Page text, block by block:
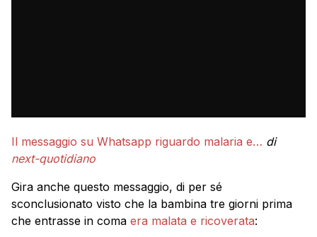
Il messaggio su Whatsapp riguardo malaria e… di
next-quotidiano
Gira anche questo messaggio, di per sé
sconclusionato visto che la bambina tre giorni prima
che entrasse in coma era malata e ricoverata: